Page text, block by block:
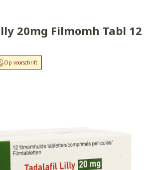
20mg Filmomh Tabl 12
Op voorschrift